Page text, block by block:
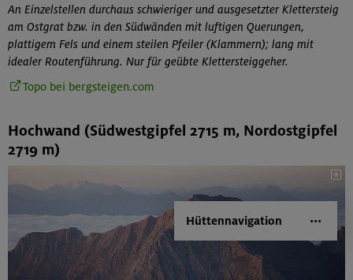
Hüttennavigation
An Einzelstellen durchaus schwieriger und ausgesetzter Klettersteig
am Ostgrat bzw. in den Südwänden mit luftigen Querungen,
plattigem Fels und einem steilen Pfeiler (Klammern); lang mit
idealer Routenführung. Nur für geübte Klettersteiggeher.
Topo bei bergsteigen.com
Hochwand (Südwestgipfel 2715 m, Nordostgipfel
2719 m)